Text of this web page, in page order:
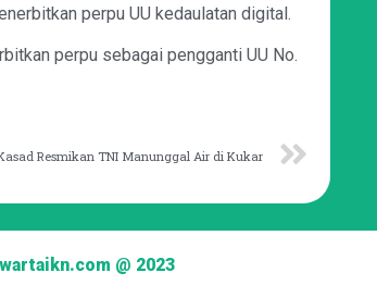
perpu UU kedaulatan digital.
perpu sebagai pengganti UU No.
Resmikan TNI Manunggal Air di Kukar
wartaikn.com @ 2023